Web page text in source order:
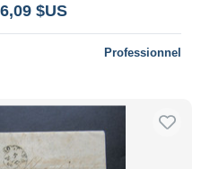
$US
Professionnel